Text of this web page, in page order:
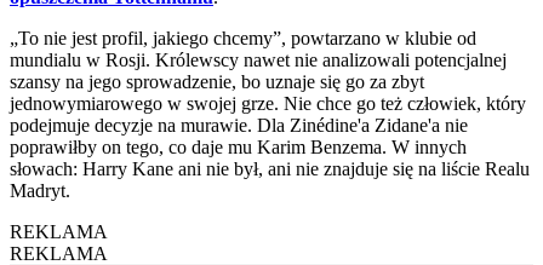
„To nie jest profil, jakiego chcemy”, powtarzano w klubie od
mundialu w Rosji. Królewscy nawet nie analizowali potencjalnej
szansy na jego sprowadzenie, bo uznaje się go za zbyt
jednowymiarowego w swojej grze. Nie chce go też człowiek, który
podejmuje decyzje na murawie. Dla Zinédine'a Zidane'a nie
poprawiłby on tego, co daje mu Karim Benzema. W innych
słowach: Harry Kane ani nie był, ani nie znajduje się na liście Realu
Madryt.
REKLAMA
REKLAMA